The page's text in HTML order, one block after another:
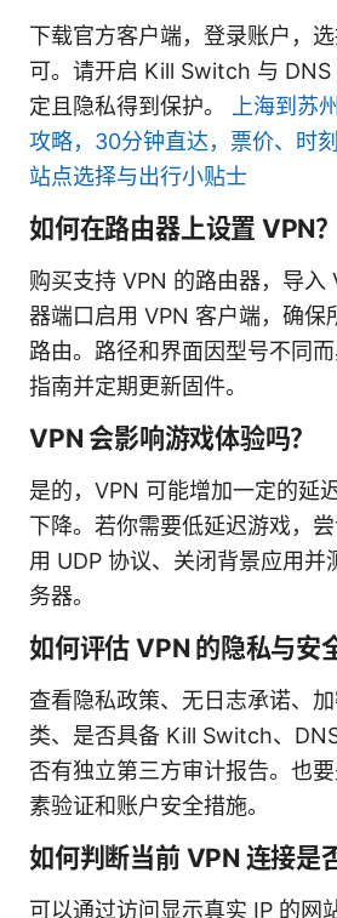
下载官方客户端，登录账户，
可。请开启 Kill Switch 与 DNS
定且隐私得到保护。
上海到苏
攻略，30分钟直达，票价、时
站点选择与出行小贴士
如何在路由器上设置 VPN？
购买支持 VPN 的路由器，导入
器端口启用 VPN 客户端，确保
路由。路径和界面因型号不同
指南并定期更新固件。
VPN 会影响游戏体验吗？
是的，VPN 可能增加一定的延
下降。若你需要低延迟游戏，
用 UDP 协议、关闭背景应用并
务器。
如何评估 VPN 的隐私与安
查看隐私政策、无日志承诺、
类、是否具备 Kill Switch、
否有独立第三方审计报告。也
素验证和账户安全措施。
如何判断当前 VPN 连接是
可以通过访问显示真实 IP 的网